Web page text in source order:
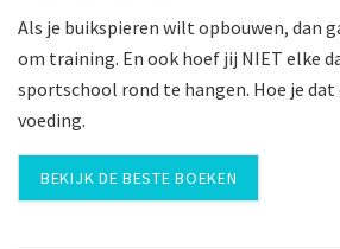
Als je buikspieren wilt opbouwen, dan
om training. En ook hoef jij NIET elke
sportschool rond te hangen. Hoe je dat
voeding.
BEKIJK DE BESTE BOEKEN